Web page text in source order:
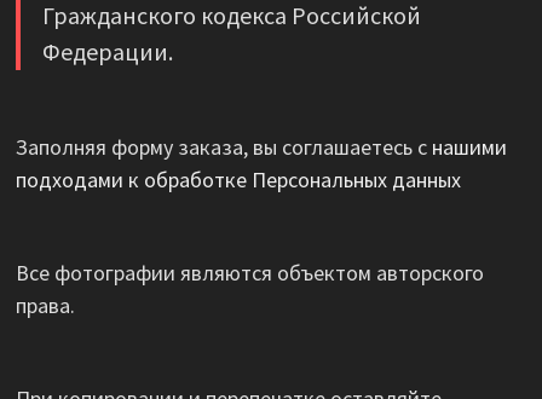
Гражданского кодекса Российской
Федерации.
Заполняя форму заказа, вы соглашаетесь с нашими
подходами к обработке Персональных данных
Все фотографии являются объектом авторского
права.